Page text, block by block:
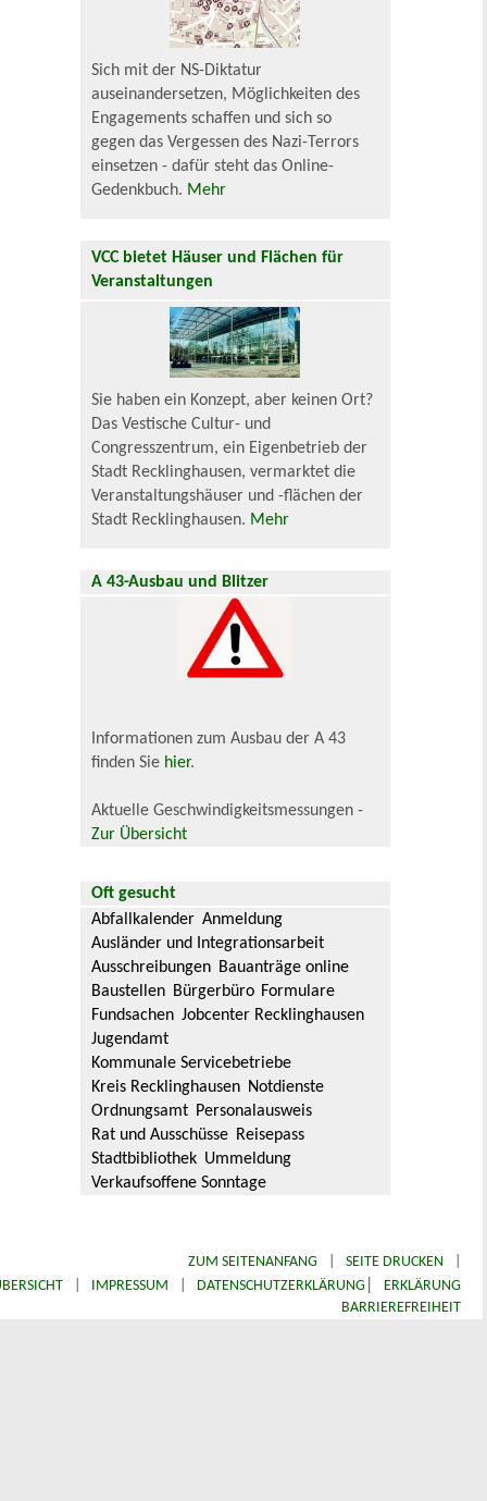
Sich mit der NS-Diktatur
auseinandersetzen, Möglichkeiten des
Engagements schaffen und sich so
gegen das Vergessen des Nazi-Terrors
einsetzen - dafür steht das Online-
Gedenkbuch. Mehr
VCC bietet Häuser und Flächen für
Veranstaltungen
Sie haben ein Konzept, aber keinen Ort?
Das Vestische Cultur- und
Congresszentrum, ein Eigenbetrieb der
Stadt Recklinghausen, vermarktet die
Veranstaltungshäuser und -flächen der
Stadt Recklinghausen. Mehr
A 43-Ausbau und Blitzer
Informationen zum Ausbau der A 43
finden Sie hier.
Aktuelle Geschwindigkeitsmessungen -
Zur Übersicht
Oft gesucht
Abfallkalender Anmeldung
Ausländer und Integrationsarbeit
Ausschreibungen Bauanträge online
Baustellen Bürgerbüro Formulare
Fundsachen Jobcenter Recklinghausen
Jugendamt
Kommunale Servicebetriebe
Kreis Recklinghausen Notdienste
Ordnungsamt Personalausweis
Rat und Ausschüsse Reisepass
Stadtbibliothek Ummeldung
Verkaufsoffene Sonntage
ZUM SEITENANFANG SEITE DRUCKEN
IMPRESSUM DATENSCHUTZERKLÄRUNG|
ERKLÄRUNG
BARRIEREFREIHEIT